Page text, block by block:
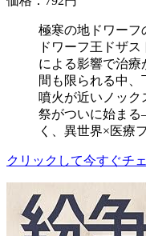
極寒の地ドワーフ
ドワーフ王ドザ
による影響で治
間も限られる中
噴火が近いノック
祭がついに始ま
く、異世界×医療
クリックして今すぐチ